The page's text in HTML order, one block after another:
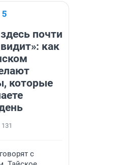
почти
как
которые
131
с